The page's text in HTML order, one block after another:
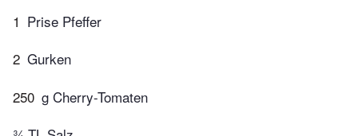
1 Prise Pfeffer
2 Gurken
250 g Cherry-Tomaten